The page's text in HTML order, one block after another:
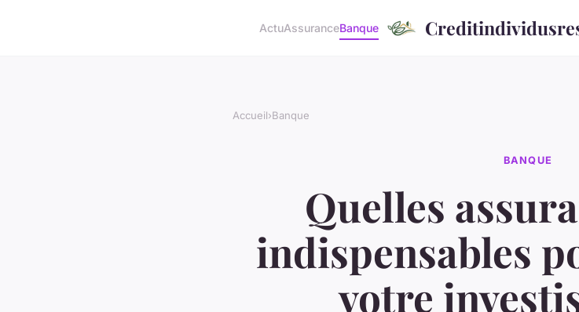
ActuAssuranceBanque
Accueil›Banque
BANQUE
Quelles
indispensables
votre